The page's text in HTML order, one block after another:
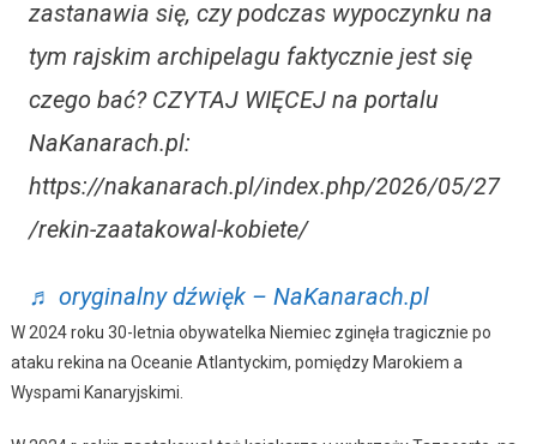
zastanawia się, czy podczas wypoczynku na
tym rajskim archipelagu faktycznie jest się
czego bać? CZYTAJ WIĘCEJ na portalu
NaKanarach.pl:
https://nakanarach.pl/index.php/2026/05/27
/rekin-zaatakowal-kobiete/
♬ oryginalny dźwięk – NaKanarach.pl
W 2024 roku 30-letnia obywatelka Niemiec zginęła tragicznie po
ataku rekina na Oceanie Atlantyckim, pomiędzy Marokiem a
Wyspami Kanaryjskimi.